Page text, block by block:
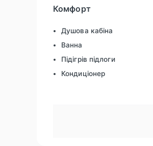
Комфорт
Душова кабіна
Ванна
Підігрів підлоги
Кондиціонер